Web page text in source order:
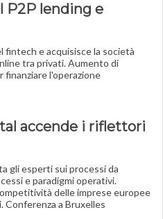
P2P lending e
fintech e acquisisce la società
tra privati. Aumento di
finanziare l'operazione
accende i riflettori
gli esperti sui processi da
e paradigmi operativi.
delle imprese europee
Conferenza a Bruxelles